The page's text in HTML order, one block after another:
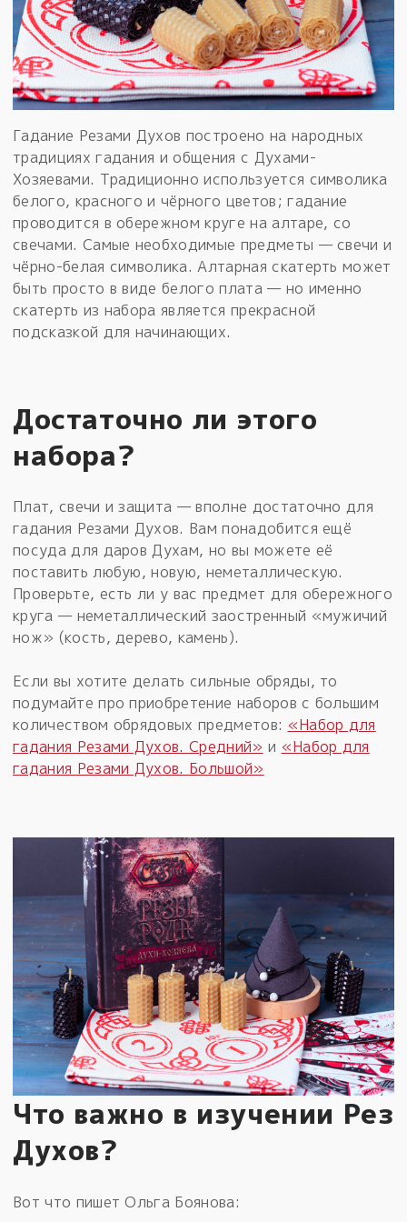
Гадание Резами Духов построено на народных
традициях гадания и общения с Духами-
Хозяевами. Традиционно используется символика
белого, красного и чёрного цветов; гадание
проводится в обережном круге на алтаре, со
свечами. Самые необходимые предметы — свечи и
чёрно-белая символика. Алтарная скатерть может
быть просто в виде белого плата — но именно
скатерть из набора является прекрасной
подсказкой для начинающих.
Достаточно ли этого
набора?
Плат, свечи и защита — вполне достаточно для
гадания Резами Духов. Вам понадобится ещё
посуда для даров Духам, но вы можете её
поставить любую, новую, неметаллическую.
Проверьте, есть ли у вас предмет для обережного
круга — неметаллический заостренный «мужичий
нож» (кость, дерево, камень).
Если вы хотите делать сильные обряды, то
подумайте про приобретение наборов с большим
количеством обрядовых предметов: «Набор для
гадания Резами Духов. Средний» и «Набор для
гадания Резами Духов. Большой»
Что важно в изучении Рез
Духов?
Вот что пишет Ольга Боянова: